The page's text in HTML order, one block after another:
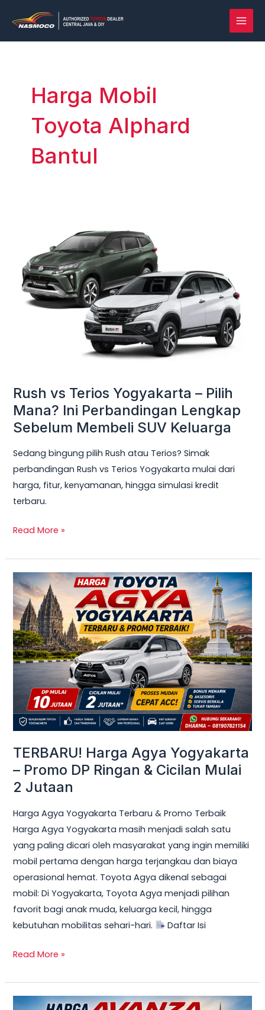
konten
Harga Mobil
Toyota Alphard
Bantul
Rush vs Terios Yogyakarta – Pilih
Mana? Ini Perbandingan Lengkap
Sebelum Membeli SUV Keluarga
Sedang bingung pilih Rush atau Terios? Simak
perbandingan Rush vs Terios Yogyakarta mulai dari
harga, fitur, kenyamanan, hingga simulasi kredit
terbaru.
Yogyakarta
Pilih
Membeli
SUV
Keluarga
Read More »
TERBARU! Harga Agya Yogyakarta
– Promo DP Ringan & Cicilan Mulai
2 Jutaan
Harga Agya Yogyakarta Terbaru & Promo Terbaik
Harga Agya Yogyakarta masih menjadi salah satu
yang paling dicari oleh masyarakat yang ingin memiliki
mobil pertama dengan harga terjangkau dan biaya
operasional hemat. Toyota Agya dikenal sebagai
mobil: Di Yogyakarta, Toyota Agya menjadi pilihan
favorit bagi anak muda, keluarga kecil, hingga
kebutuhan mobilitas sehari-hari.
Daftar Isi
TERBARU!
Harga
Agya
Yogyakarta
–
Promo
DP
Ringan
Cicilan
2
Jutaan
Read More »
TERBARU!
pagination